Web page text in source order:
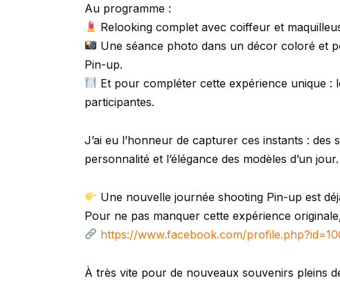
Au programme :
Relooking complet avec coiffeur et
Une séance photo dans un décor coloré et
Pin-up.
Et pour compléter cette expérience unique :
participantes.
J’ai eu l’honneur de capturer ces instants :
personnalité et l’élégance des modèles d’un jour.
Une nouvelle journée shooting Pin-up est
Pour ne pas manquer cette expérience
https://www.facebook.com/
À très vite pour de nouveaux souvenirs pleins